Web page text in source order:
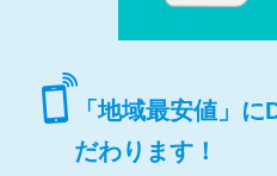
「地域最安値」
だわります！